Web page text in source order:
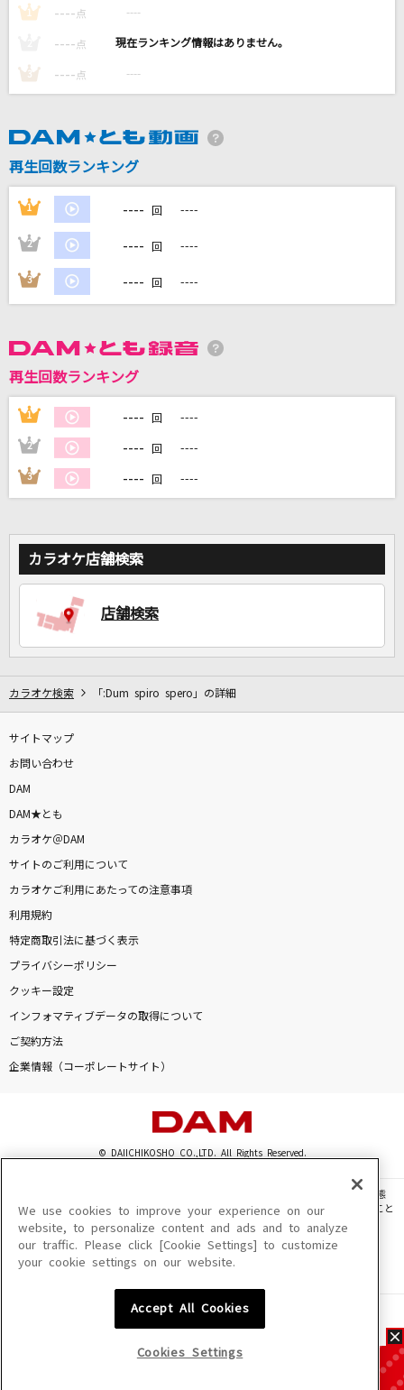
平清盛(浅川悠)&北条政子(川村万梨阿)、語り:源頼朝(石井康嗣)
Mrs. GREEN APPLE
MIQ(MIO)
Lemon
米津玄師
[生音]#情とは
This is LAST
WhiteFlame feat.初音ミク
あなた
宇多田ヒカル
カラオケをもっと楽しもう！
1 ---- 点 ----
---- 点 ----
3 ---- 点 ----
再生回数ランキング
1 ---- 回 ----
2 ---- 回 ----
3 ---- 回 ----
再生回数ランキング
1 ---- 回 ----
2 ---- 回 ----
3 ---- 回 ----
カラオケ店舗検索
店舗検索
カラオケ検索 「:Dum spiro spero」の詳細
サイトマップ
お問い合わせ
DAM
DAM★とも
カラオケ＠DAM
サイトのご利用について
カラオケご利用にあたっての注意事項
利用規約
特定商取引法に基づく表示
プライバシーポリシー
クッキー設定
インフォマティブデータの取得について
ご契約方法
企業情報（コーポレートサイト）
© DAIICHIKOSHO CO.,LTD. All Rights Reserved.
このサイトに掲載されている一切の文章・画像・写真・動画・音声等を、手段や形態
を問わず、著作権法の定める範囲を超えて無断で複製、転載、ファイル化などすること
を禁じます。
楽曲及びコンテンツは、機種によりご利用いただけない場合があります。
楽曲及びコンテンツの配信日、配信内容が変更になる場合があります。
We use cookies to improve your experience on our
website, to personalize content and ads and to analyze
our traffic. Please click [Cookie Settings] to customize
your cookie settings on our website.
Accept All Cookies
Cookies Settings